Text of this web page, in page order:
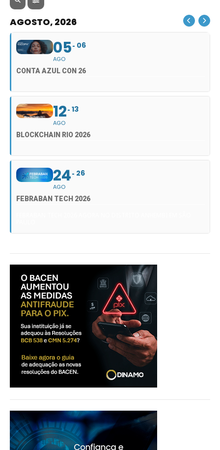
AGOSTO, 2026
05
AGO
06
CONTA AZUL CON 26
12
AGO
13
BLOCKCHAIN RIO 2026
24
AGO
26
FEBRABAN TECH 2026